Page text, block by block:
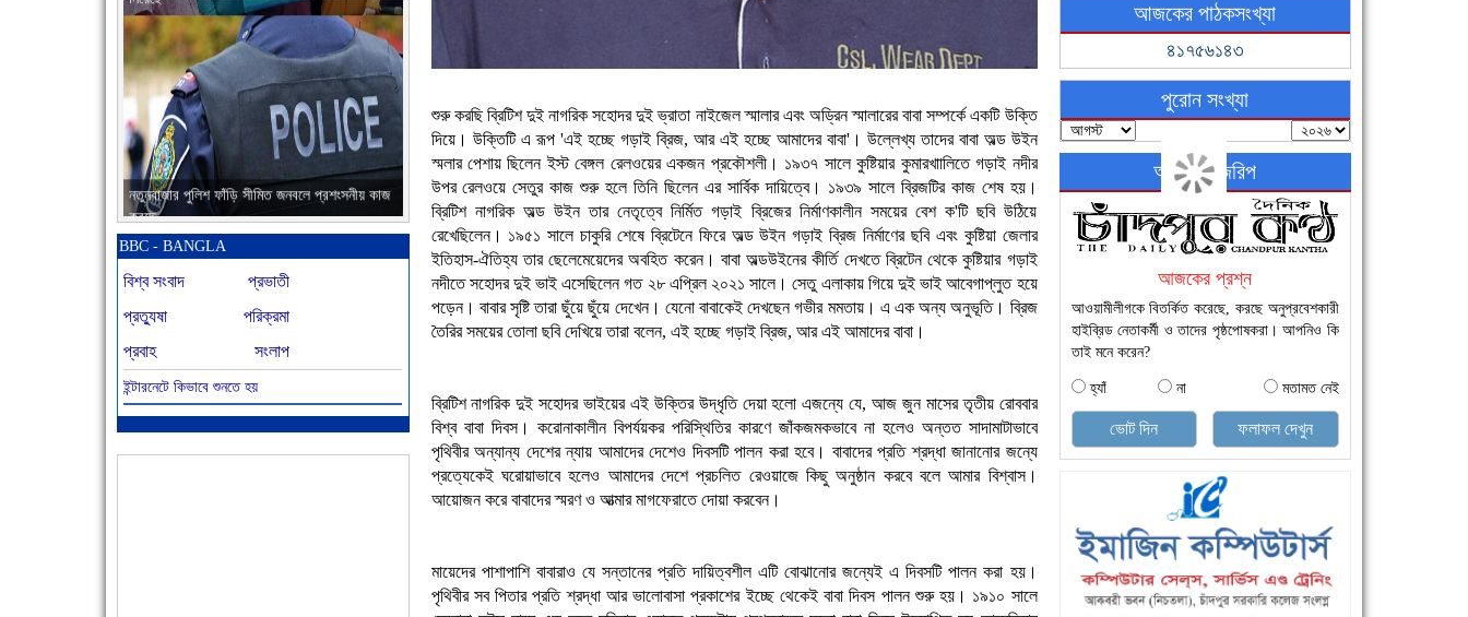
নতুনবাজার পুলিশ ফাঁড়ি সীমিত জনবলে প্রশংসনীয় কাজ
করছে
আজ বিশিষ্ট শিক্ষাবিদ এ.টি. আহমেদ হোসাইন রুশদীর
৪৬তম মৃত্যুবার্ষিকী
BBC - BANGLA
বিশ্ব সংবাদ
প্রভাতী
প্রত্যুষা
পরিক্রমা
প্রবাহ
সংলাপ
ইন্টারনেটে কিভাবে শুনতে হয়
শুরু করছি ব্রিটিশ দুই নাগরিক সহোদর দুই ভ্রাতা নাইজেল স্মালার এবং অড্রিন স্মালারের বাবা সম্পর্কে একটি উক্তি
দিয়ে। উক্তিটি এ রূপ 'এই হচ্ছে গড়াই ব্রিজ, আর এই হচ্ছে আমাদের বাবা'। উল্লেখ্য তাদের বাবা অল্ড উইন
স্মলার পেশায় ছিলেন ইস্ট বেঙ্গল রেলওয়ের একজন প্রকৌশলী। ১৯৩৭ সালে কুষ্টিয়ার কুমারখাালিতে গড়াই নদীর
উপর রেলওয়ে সেতুর কাজ শুরু হলে তিনি ছিলেন এর সার্বিক দায়িত্বে। ১৯৩৯ সালে ব্রিজটির কাজ শেষ হয়।
ব্রিটিশ নাগরিক অল্ড উইন তার নেতৃত্বে নির্মিত গড়াই ব্রিজের নির্মাণকালীন সময়ের বেশ ক'টি ছবি উঠিয়ে
রেখেছিলেন। ১৯৫১ সালে চাকুরি শেষে ব্রিটেনে ফিরে অল্ড উইন গড়াই ব্রিজ নির্মাণের ছবি এবং কুষ্টিয়া জেলার
ইতিহাস-ঐতিহ্য তার ছেলেমেয়েদের অবহিত করেন। বাবা অল্ডউইনের কীর্তি দেখতে ব্রিটেন থেকে কুষ্টিয়ার গড়াই
নদীতে সহোদর দুই ভাই এসেছিলেন গত ২৮ এপ্রিল ২০২১ সালে। সেতু এলাকায় গিয়ে দুই ভাই আবেগাপ্লুত হয়ে
পড়েন। বাবার সৃষ্টি তারা ছুঁয়ে ছুঁয়ে দেখেন। যেনো বাবাকেই দেখছেন গভীর মমতায়। এ এক অন্য অনুভূতি। ব্রিজ
তৈরির সময়ের তোলা ছবি দেখিয়ে তারা বলেন, এই হচ্ছে গড়াই ব্রিজ, আর এই আমাদের বাবা।
ব্রিটিশ নাগরিক দুই সহোদর ভাইয়ের এই উক্তির উদ্ধৃতি দেয়া হলো এজন্যে যে, আজ জুন মাসের তৃতীয় রোববার
বিশ্ব বাবা দিবস। করোনাকালীন বিপর্যয়কর পরিস্থিতির কারণে জাঁকজমকভাবে না হলেও অন্তত সাদামাটাভাবে
পৃথিবীর অন্যান্য দেশের ন্যায় আমাদের দেশেও দিবসটি পালন করা হবে। বাবাদের প্রতি শ্রদ্ধা জানানোর জন্যে
প্রত্যেকেই ঘরোয়াভাবে হলেও আমাদের দেশে প্রচলিত রেওয়াজে কিছু অনুষ্ঠান করবে বলে আমার বিশ্বাস।
আয়োজন করে বাবাদের স্মরণ ও আত্মার মাগফেরাতে দোয়া করবেন।
মায়েদের পাশাপাশি বাবারাও যে সন্তানের প্রতি দায়িত্বশীল এটি বোঝানোর জন্যেই এ দিবসটি পালন করা হয়।
পৃথিবীর সব পিতার প্রতি শ্রদ্ধা আর ভালোবাসা প্রকাশের ইচ্ছে থেকেই বাবা দিবস পালন শুরু হয়। ১৯১০ সালে
আজকের পাঠকসংখ্যা
৪১৭৫৬১৪৩
পুরোন সংখ্যা
অনলাইন জরিপ
আজকের প্রশ্ন
আওয়ামীলীগকে বিতর্কিত করেছে, করছে অনুপ্রবেশকারী
হাইব্রিড নেতাকর্মী ও তাদের পৃষ্ঠপোষকরা। আপনিও কি
তাই মনে করেন?
হ্যাঁ না মতামত নেই
ভোট দিন ফলাফল দেখুন